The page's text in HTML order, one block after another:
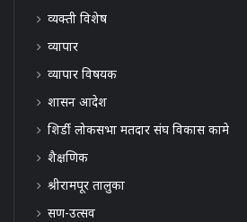
व्यक्ती विशेष
व्यापार
व्यापार विषयक
शासन आदेश
शिर्डी लोकसभा मतदार संघ विकास कामे
शैक्षणिक
श्रीरामपूर तालुका
सण-उत्सव